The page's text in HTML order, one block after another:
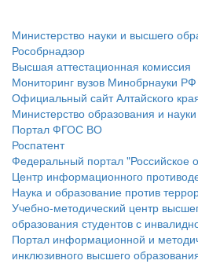
Министерство науки и высшего
Рособрнадзор
Высшая аттестационная комиссия
Мониторинг вузов Минобрнауки РФ
Официальный сайт Алтайского
Министерство образования и
Портал ФГОС ВО
Роспатент
Федеральный портал "Российское
Центр информационного
Наука и образование против
Учебно-методический центр
образования студентов с
Портал информационной и
инклюзивного высшего